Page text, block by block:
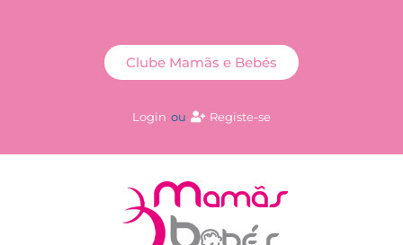
Login ou Registe-se
Clube Mamãs e Bebés